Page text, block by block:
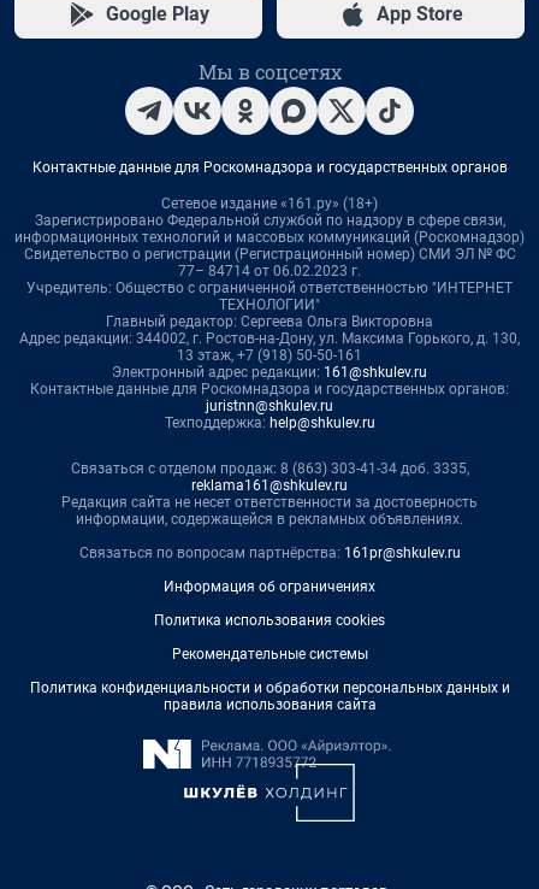
Google Play App Store
Мы в соцсетях
Контактные данные для Роскомнадзора и государственных органов
Сетевое издание «161.ру» (18+)
Зарегистрировано Федеральной службой по надзору в сфере связи,
информационных технологий и массовых коммуникаций (Роскомнадзор)
Свидетельство о регистрации (Регистрационный номер) СМИ ЭЛ № ФС
77– 84714 от 06.02.2023 г.
Учредитель: Общество с ограниченной ответственностью "ИНТЕРНЕТ
ТЕХНОЛОГИИ"
Главный редактор: Сергеева Ольга Викторовна
Адрес редакции: 344002, г. Ростов-на-Дону, ул. Максима Горького, д. 130,
13 этаж, +7 (918) 50-50-161
Электронный адрес редакции: 161@shkulev.ru
Контактные данные для Роскомнадзора и государственных органов:
juristnn@shkulev.ru
Техподдержка: help@shkulev.ru
Связаться с отделом продаж: 8 (863) 303-41-34 доб. 3335,
reklama161@shkulev.ru
Редакция сайта не несет ответственности за достоверность
информации, содержащейся в рекламных объявлениях.
Связаться по вопросам партнёрства: 161pr@shkulev.ru
Информация об ограничениях
Политика использования cookies
Рекомендательные системы
Политика конфиденциальности и обработки персональных данных и
правила использования сайта